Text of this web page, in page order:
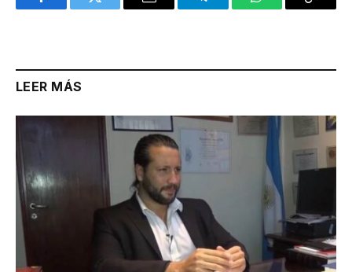
FacebookTwitter Email TelegramWhatsAppCopy
LEER MÁS